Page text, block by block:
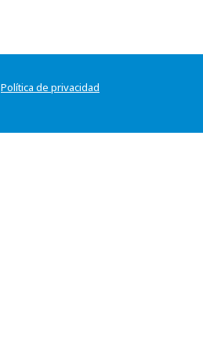
Política de privacidad